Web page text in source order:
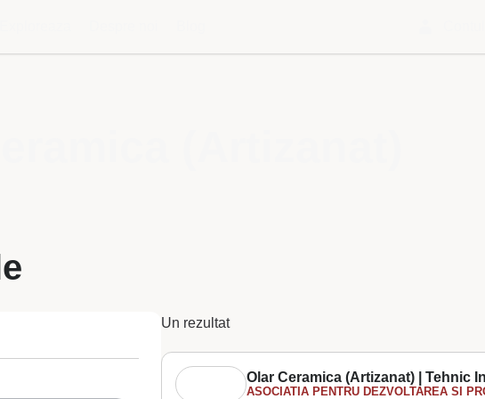
Un rezultat
Olar Ceramica (Artizanat) | Tehnic
ASOCIATIA PENTRU DEZVOLTAREA SI